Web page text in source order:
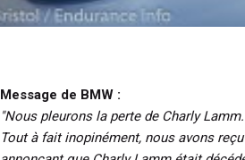
Message de BMW :
"Nous pleurons la perte de Charly Lamm.
Tout à fait inopinément, nous avons